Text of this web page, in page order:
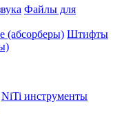
Файлы для
Штифты
NiTi инструменты